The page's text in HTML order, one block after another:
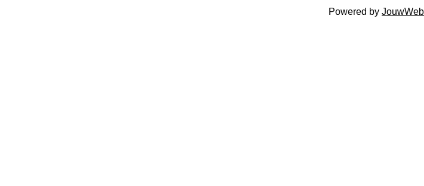
Powered by JouwWeb